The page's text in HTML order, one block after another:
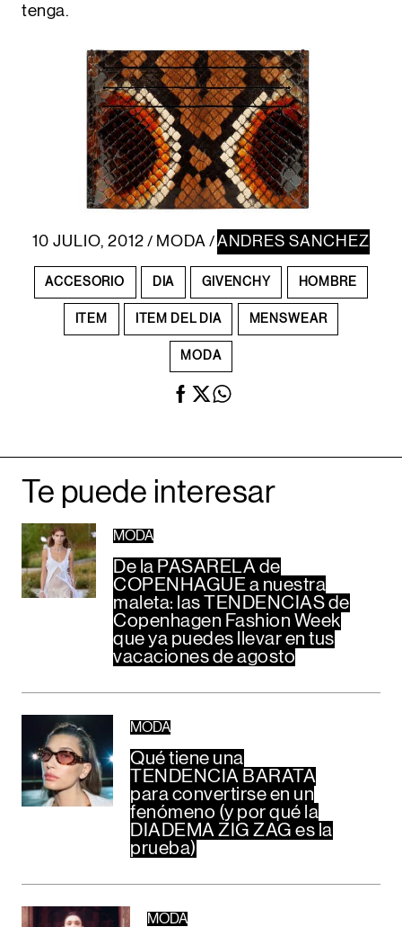
tenga.
10 JULIO, 2012 / MODA / ANDRES SANCHEZ
ACCESORIO DIA GIVENCHY HOMBRE
ITEM ITEM DEL DIA MENSWEAR
MODA
Te puede interesar
MODA
De la PASARELA de
COPENHAGUE a nuestra
maleta: las TENDENCIAS de
Copenhagen Fashion Week
que ya puedes llevar en tus
vacaciones de agosto
MODA
Qué tiene una
TENDENCIA BARATA
para convertirse en un
fenómeno (y por qué la
DIADEMA ZIG ZAG es la
prueba)
MODA